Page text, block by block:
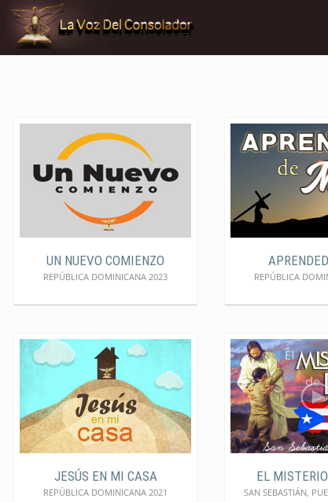
UN NUEVO COMIENZO
REPÚBLICA DOMINICANA 2023 REPÚBLICA
JESÚS EN MI CASA
REPÚBLICA DOMINICANA 2021
EL
SAN SEBASTIÁN,